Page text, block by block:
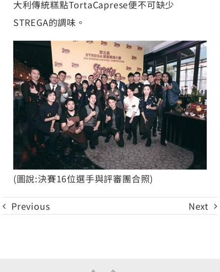
大利傳統糕點TortaCaprese便不可缺少
STREGA的調味。
(圖說:決賽16位選手與評審團合照)
Previous Next